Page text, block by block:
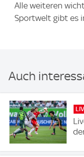
Alle weiteren
Sportwelt gibt es
Auch